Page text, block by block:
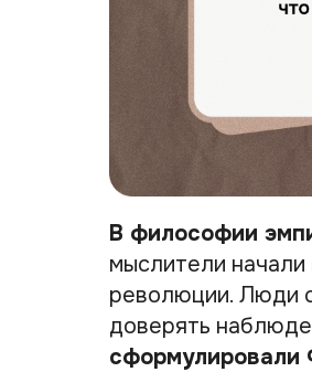
В философии
мыслители начали
революции. Люди
доверять
сформулировали